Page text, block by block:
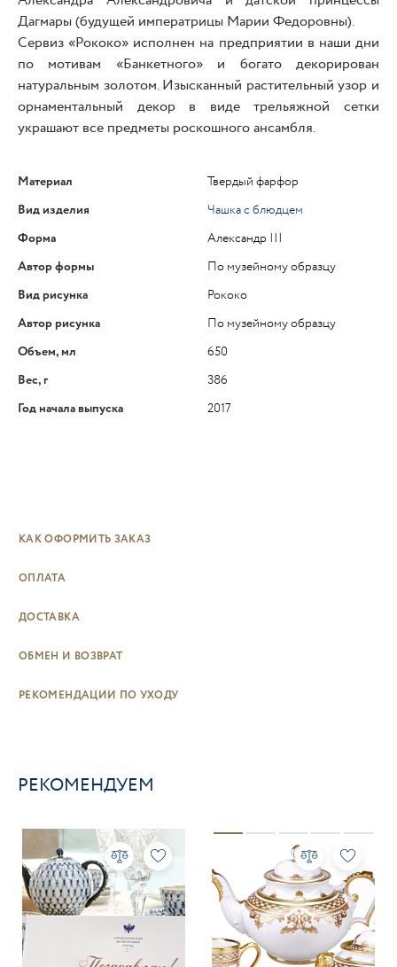
Дагмары (будущей императрицы Марии Федоровны).
Сервиз «Рококо» исполнен на предприятии в наши дни
по мотивам «Банкетного» и богато декорирован
натуральным золотом. Изысканный растительный узор и
орнаментальный декор в виде трельяжной сетки
украшают все предметы роскошного ансамбля.
Материал
Твердый фарфор
Вид изделия
Чашка с блюдцем
Форма
Александр III
Автор формы
По музейному образцу
Вид рисунка
Рококо
Автор рисунка
По музейному образцу
Объем, мл
650
Вес, г
386
Год начала выпуска
2017
КАК ОФОРМИТЬ ЗАКАЗ
ОПЛАТА
ДОСТАВКА
ОБМЕН И ВОЗВРАТ
РЕКОМЕНДАЦИИ ПО УХОДУ
РЕКОМЕНДУЕМ